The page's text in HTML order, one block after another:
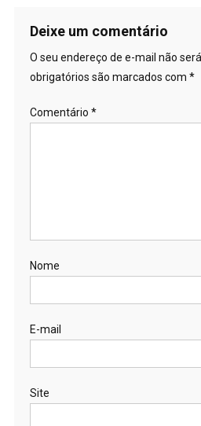
Deixe um comentário
O seu endereço de e-mail não
obrigatórios são marcados com *
Comentário *
Nome
E-mail
Site